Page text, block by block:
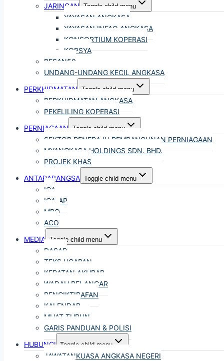
JARINGAN Toggle child menu
YAYASAN ANGKASA
YAYASAN INFAQ ANGKASA
KONSORTIUM KOPERASI
KOPSYA
PESAN50
UNDANG-UNDANG KECIL ANGKASA
PERKHIDMATAN Toggle child menu
PERKHIDMATAN ANGKASA
PEKELILING KOPERASI
PERNIAGAAN Toggle child menu
SEKTOR PENERAJU PEMBANGUNAN PERNIAGAAN
MYANGKASA HOLDINGS SDN. BHD.
PROJEK KHAS
ANTARABANGSA Toggle child menu
ICA
ICA-AP
MBO
ACO
MEDIA Toggle child menu
DASAR
TEKS UCAPAN
KERATAN AKHBAR
WADAH PELANCAR
PENGIKTIRAFAN
KALENDAR
MUAT TURUN
GARIS PANDUAN & POLISI
HUBUNGI Toggle child menu
JAWATANKUASA ANGKASA NEGERI